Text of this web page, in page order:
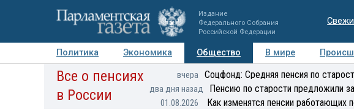
Издание
Федерального Собрания
Российской Федерации
Политика Экономика Общество В мире
Авторы Персоны Мнения Регионы Медиацентр
Все о пенсиях
в России
вчера Соцфонд: Средняя пенсия по
два дня назад Пенсию по старости предложили
01.08.2026 Как изменятся пенсии работающих